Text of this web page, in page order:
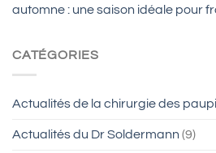
automne : une saison idéale pour
CATÉGORIES
Actualités de la chirurgie des
Actualités du Dr Soldermann (9)